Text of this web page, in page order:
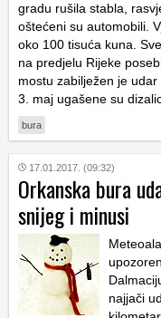
gradu rušila stabla,
oštećeni su automobili.
oko 100 tisuća kuna.
na predjelu Rijeke
mostu zabilježen je
3. maj ugašene su
bura
17.01.2017. (09:32)
Orkanska bura
snijeg i minusi
najjači